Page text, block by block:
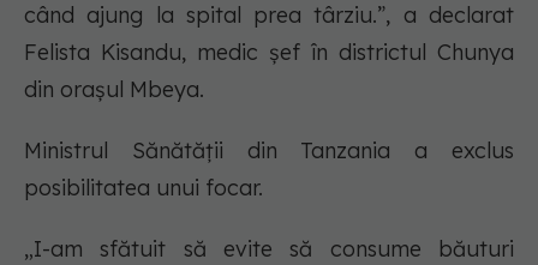
când ajung la spital prea târziu.”, a declarat
Felista Kisandu, medic șef în districtul Chunya
din oraşul Mbeya.
Ministrul Sănătății din Tanzania a exclus
posibilitatea unui focar.
„I-am sfătuit să evite să consume băuturi